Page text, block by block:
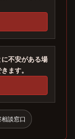
不安がある場
ます。
談窓口